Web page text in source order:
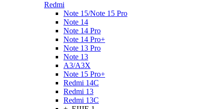
Redmi
Note 15/Note 15 Pro
Note 14
Note 14 Pro
Note 14 Pro+
Note 13 Pro
Note 13
A3/A3X
Note 15 Pro+
Redmi 14C
Redmi 13
Redmi 13C